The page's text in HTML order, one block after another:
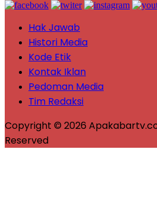
Hak Jawab
Histori Media
Kode Etik
Kontak Iklan
Pedoman Media
Tim Redaksi
Copyright © 2026
Reserved